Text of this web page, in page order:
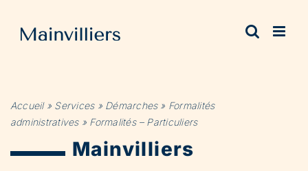
contenu
Accueil» Services» Démarches» Formalités
administratives» Formalités – Particuliers
Mainvilliers